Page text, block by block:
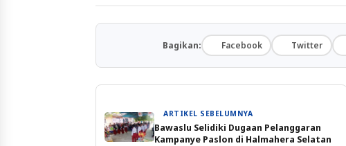
Bagikan: Facebook Twitter
ARTIKEL SEBELUMNYA
Bawaslu Selidiki Dugaan Pelanggaran
Kampanye Paslon di Halmahera Selatan